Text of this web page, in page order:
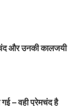
और उनकी कालजयी
– वही प्रेमचंद है